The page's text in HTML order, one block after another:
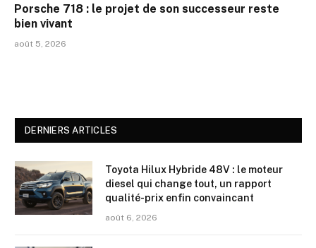
Porsche 718 : le projet de son successeur reste
bien vivant
août 5, 2026
DERNIERS ARTICLES
Toyota Hilux Hybride 48V : le moteur
diesel qui change tout, un rapport
qualité-prix enfin convaincant
août 6, 2026